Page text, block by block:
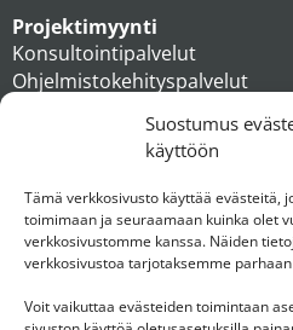
Suostumus
käyttöön
Tämä verkkosivusto käyttää evästeitä,
toimimaan ja seuraamaan kuinka olet
verkkosivustomme kanssa. Näiden
verkkosivustoa tarjotaksemme
Voit vaikuttaa evästeiden toimintaan
Projektimyynti
Konsultointipalvelut
Ohjelmistokehityspalvelut
Ihmiset
Konserni
Ota yhteyttä